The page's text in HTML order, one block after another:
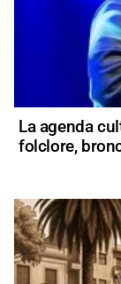
La agenda
folclore,